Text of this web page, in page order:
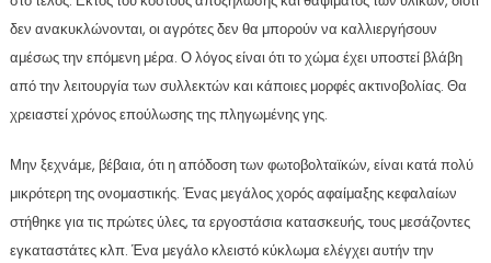
δεν ανακυκλώνονται, οι αγρότες δεν θα μπορούν να καλλιεργήσουν
αμέσως την επόμενη μέρα. Ο λόγος είναι ότι το χώμα έχει υποστεί βλάβη
από την λειτουργία των συλλεκτών και κάποιες μορφές ακτινοβολίας. Θα
χρειαστεί χρόνος επούλωσης της πληγωμένης γης.
Μην ξεχνάμε, βέβαια, ότι η απόδοση των φωτοβολταϊκών, είναι κατά πολύ
μικρότερη της ονομαστικής. Ένας μεγάλος χορός αφαίμαξης κεφαλαίων
στήθηκε για τις πρώτες ύλες, τα εργοστάσια κατασκευής, τους μεσάζοντες
εγκαταστάτες κλπ. Ένα μεγάλο κλειστό κύκλωμα ελέγχει αυτήν την